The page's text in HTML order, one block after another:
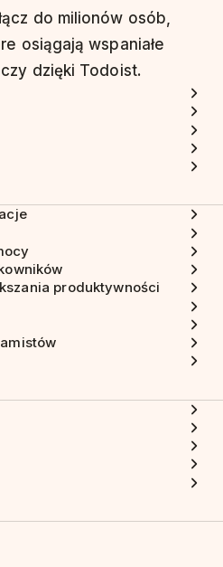
do milionów osób,
osiągają wspaniałe
dzięki Todoist.
produktywności